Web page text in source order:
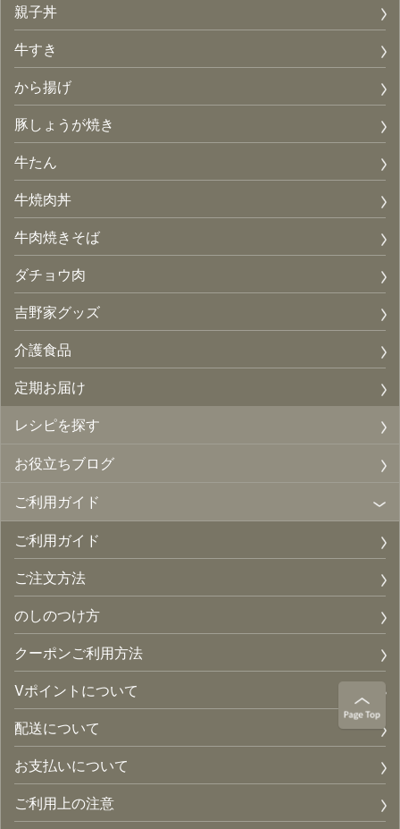
親子丼
牛すき
から揚げ
豚しょうが焼き
牛たん
牛焼肉丼
牛肉焼きそば
ダチョウ肉
吉野家グッズ
介護食品
定期お届け
レシピを探す
お役立ちブログ
ご利用ガイド
ご利用ガイド
ご注文方法
のしのつけ方
クーポンご利用方法
Vポイントについて
配送について
お支払いについて
ご利用上の注意